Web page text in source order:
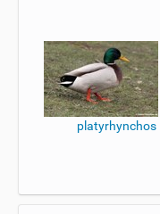
platyrhynchos